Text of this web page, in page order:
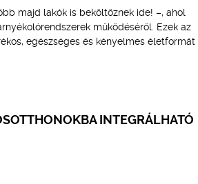
majd lakók is beköltöznek ide! –, ahol
működéséről. Ezek az
egészséges és kényelmes életformát
INTEGRÁLHATÓ